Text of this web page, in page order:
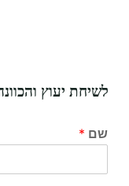
לשיחת יעוץ
שם *